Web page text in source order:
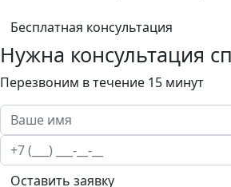
Бесплатная консультация
Нужна консультация
Перезвоним в течение 15 минут
Оставить заявку